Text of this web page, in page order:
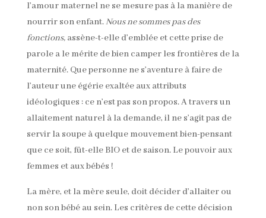
l’amour maternel ne se mesure pas à la manière de
nourrir son enfant.Nous ne sommes pas des
fonctions,assène-t-elle d’emblée et cette prise de
parole a le mérite de bien camper les frontières de la
maternité. Que personne ne s’aventure à faire de
l’auteur une égérie exaltée aux attributs
idéologiques : ce n’est pas son propos. Atravers un
allaitement naturel à la demande, il ne s’agit pas de
servir la soupe à quelque mouvement bien-pensant
que ce soit, fût-elle BIO et de saison. Le pouvoir aux
femmes et aux bébés !
La mère, et la mère seule, doit décider d’allaiter ou
non son bébé au sein. Les critères de cette décision